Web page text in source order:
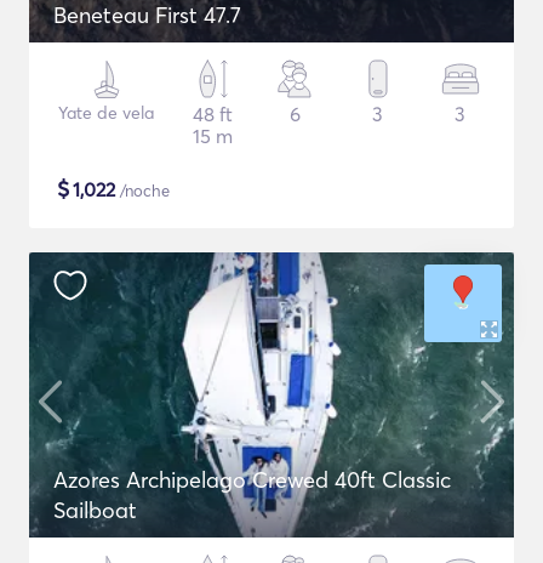
Beneteau First 47.7
Yate de vela
48 ft
15 m
6 3 3
$1,022/noche
Azores Archipelago Crewed 40ft Classic
Sailboat